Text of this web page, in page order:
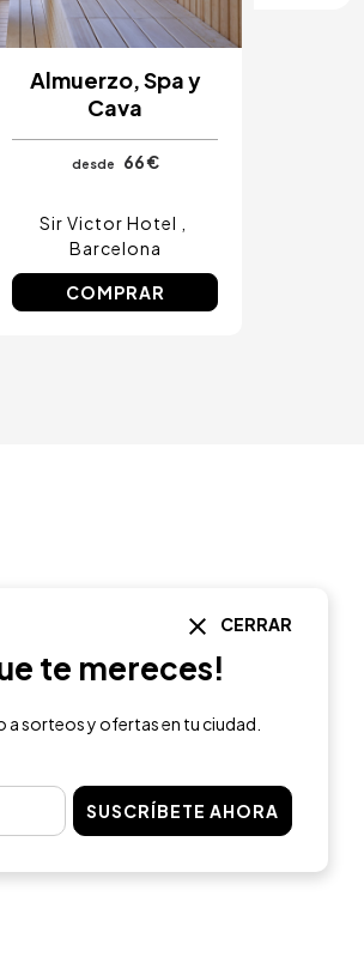
Almuerzo, Spa y
Cava
desde 66 €
Sir Victor Hotel
Barcelona
COMPRAR
CERRAR
te mereces!
sorteos y ofertas en tu ciudad.
SUSCRÍBETE AHORA